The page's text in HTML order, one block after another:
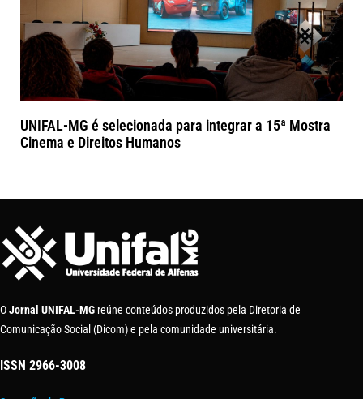
UNIFAL-MG é selecionada para integrar a 15ª Mostra
Cinema e Direitos Humanos
OJornal UNIFAL-MG reúne conteúdos produzidos pela Diretoria de
Comunicação Social (Dicom) e pela comunidade universitária.
ISSN 2966-3008